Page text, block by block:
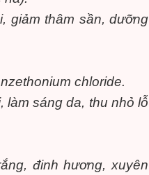
giảm thâm sần, dưỡng
chloride.
làm sáng da, thu nhỏ lỗ
đinh hương, xuyên